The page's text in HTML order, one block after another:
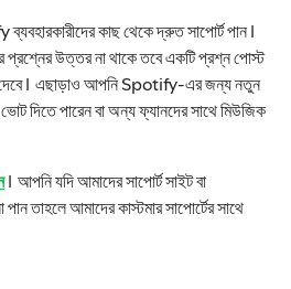
কাছ থেকে দ্রুত সাপোর্ট পান।
প্রশ্নের উত্তর না থাকে তবে একটি প্রশ্ন পোস্ট
এছাড়াও আপনি Spotify-এর জন্য নতুন
দিতে পারেন বা অন্য ফ্যানদের সাথে মিউজিক
। আপনি যদি আমাদের সাপোর্ট সাইট বা
তাহলে আমাদের কাস্টমার সাপোর্টের সাথে